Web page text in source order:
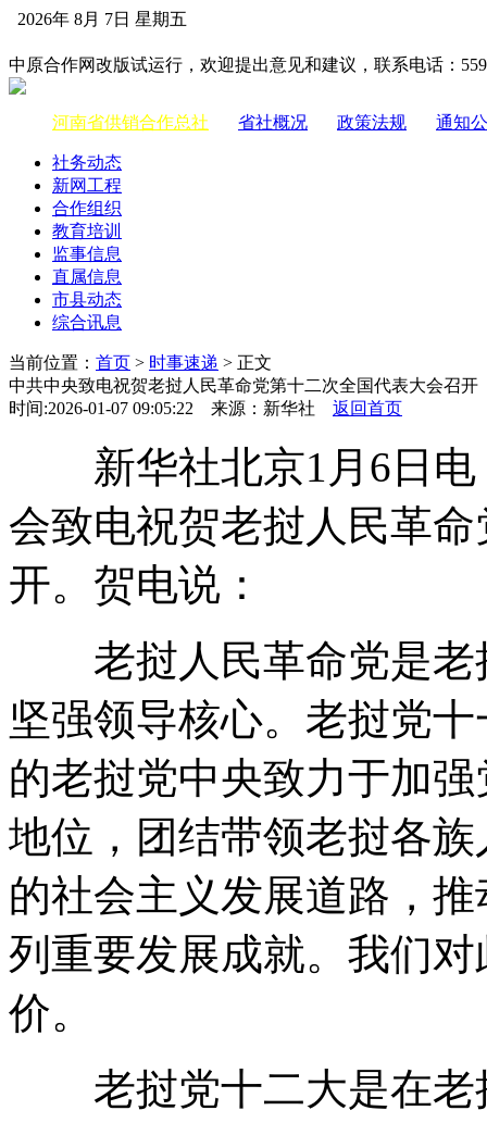
2026年 8月 7日 星期五
中原合作网改版试运行，欢迎提出意见和建议，联系电话：
河南省供销合作总社 省社概况 政策法规 通知
社务动态
新网工程
合作组织
教育培训
监事信息
直属信息
市县动态
综合讯息
当前位置： 首页 > 时事速递 > 正文
中共中央致电祝贺老挝人民革命党第十二次全国代表大会召开
时间:2026-01-07 09:05:22 来源：新华社 返回首页
新华社北京1月6日电
会致电祝贺老挝人民革
开。贺电说：
老挝人民革命党是老
坚强领导核心。老挝党
的老挝党中央致力于加
地位，团结带领老挝各
的社会主义发展道路，
列重要发展成就。我们
价。
老挝党十二大是在老